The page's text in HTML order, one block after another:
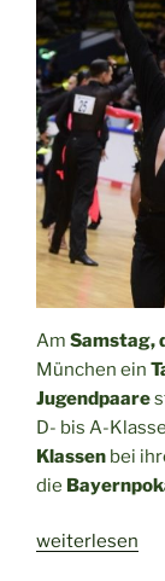
Am Samstag,
München ein
Jugendpaare
D- bis A-
Klassen bei
die
„Bayernpokal
weiterlesen